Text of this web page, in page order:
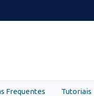
Frequentes Tutoriais